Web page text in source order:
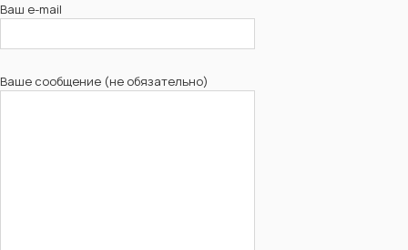
Ваш e-mail
Ваше сообщение (не обязательно)